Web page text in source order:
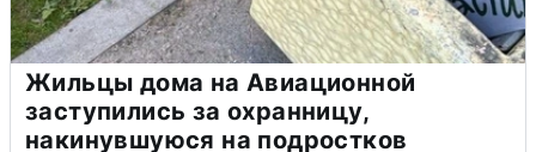
Жильцы дома на Авиационной
заступились за охранницу,
накинувшуюся на подростков